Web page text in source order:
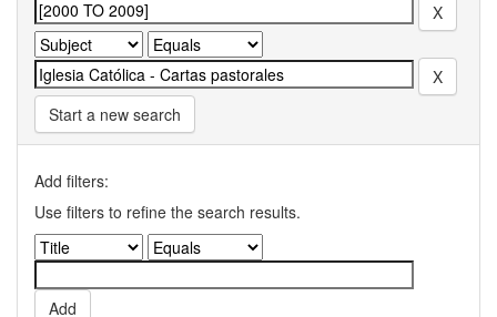
Start a new search
Add filters:
Use filters to refine the search results.